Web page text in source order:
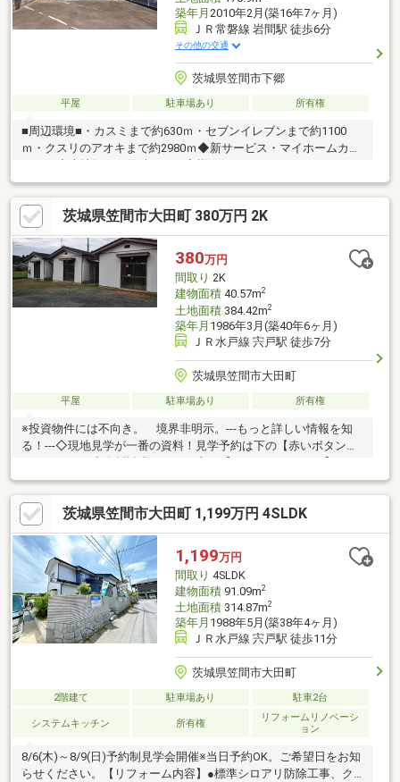
築年月 2010年2月(築16年7ヶ月)
ＪＲ常磐線 岩間駅 徒歩6分
その他の交通
茨城県笠間市下郷
平屋 駐車場あり 所有権
■周辺環境■・カスミまで約630ｍ・セブンイレブンまで約1100
ｍ・クスリのアオキまで約2980ｍ◆新サービス・マイホームカウ
建築業者様を無料でご相談いただけます！また当社にて建築担当
営業様もご紹介いたします！お気軽にご相談ください♪
茨城県笠間市大田町 380万円 2K
380万円
間取り 2K
建物面積40.57m2
土地面積384.42m2
築年月 1986年3月(築40年6ヶ月)
ＪＲ水戸線 宍戸駅 徒歩7分
茨城県笠間市大田町
平屋 駐車場あり 所有権
※投資物件には不向き。 境界非明示。---もっと詳しい情報を知
る！---◇現地見学が一番の資料！見学予約は下の【赤いボタン】
リック！
茨城県笠間市大田町 1,199万円 4SLDK
1,199万円
間取り 4SLDK
建物面積91.09m2
土地面積314.87m2
築年月 1988年5月(築38年4ヶ月)
ＪＲ水戸線 宍戸駅 徒歩11分
茨城県笠間市大田町
2階建て 駐車場あり 駐車2台
システムキッチン 所有権
リフォームリノベーシ
ョン
8/6(木)～8/9(日)予約制見学会開催※当日予約OK。ご希望日をお知
らせください。【リフォーム内容】●標準シロアリ防除工事、ク